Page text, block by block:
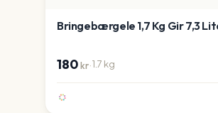
Bringebærgele 1,7 Kg Gir 7,3
180kr·1.7 kg